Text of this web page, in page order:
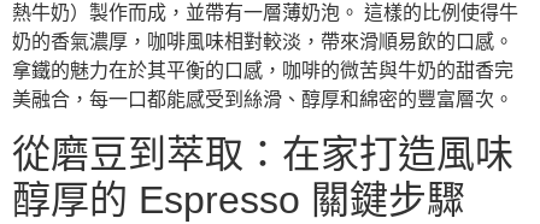
熱牛奶）製作而成，並帶有一層薄奶泡。 這樣的比例使得牛
奶的香氣濃厚，咖啡風味相對較淡，帶來滑順易飲的口感。
拿鐵的魅力在於其平衡的口感，咖啡的微苦與牛奶的甜香完
美融合，每一口都能感受到絲滑、醇厚和綿密的豐富層次。
從磨豆到萃取：在家打造風味
醇厚的 Espresso 關鍵步驟